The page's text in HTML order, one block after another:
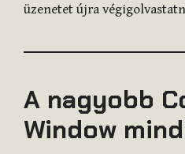
üzenetet újra
A nagyobb
Window